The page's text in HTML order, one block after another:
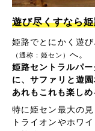
遊び尽くすなら
姫路でとにかく遊
（通称：姫セン） へ。
姫路セントラルパ
に、サファリと遊
あれもこれも楽し
特に姫セン最大の
トライオンやホワ